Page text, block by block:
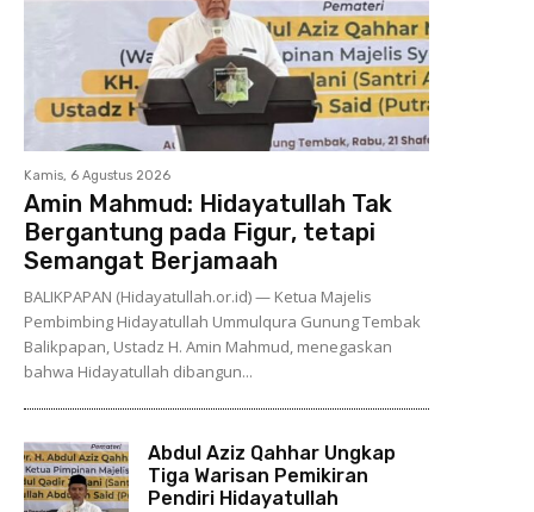
Kamis, 6 Agustus 2026
Amin Mahmud: Hidayatullah Tak
Bergantung pada Figur, tetapi
Semangat Berjamaah
BALIKPAPAN (Hidayatullah.or.id) — Ketua Majelis
Pembimbing Hidayatullah Ummulqura Gunung Tembak
Balikpapan, Ustadz H. Amin Mahmud, menegaskan
bahwa Hidayatullah dibangun...
Abdul Aziz Qahhar Ungkap
Tiga Warisan Pemikiran
Pendiri Hidayatullah